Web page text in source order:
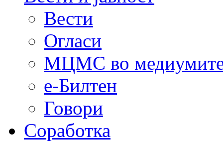
Вести
Огласи
МЦМС во
е-Билтен
Говори
Соработка